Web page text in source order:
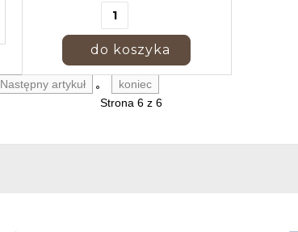
Następny artykuł
koniec
Strona 6 z 6